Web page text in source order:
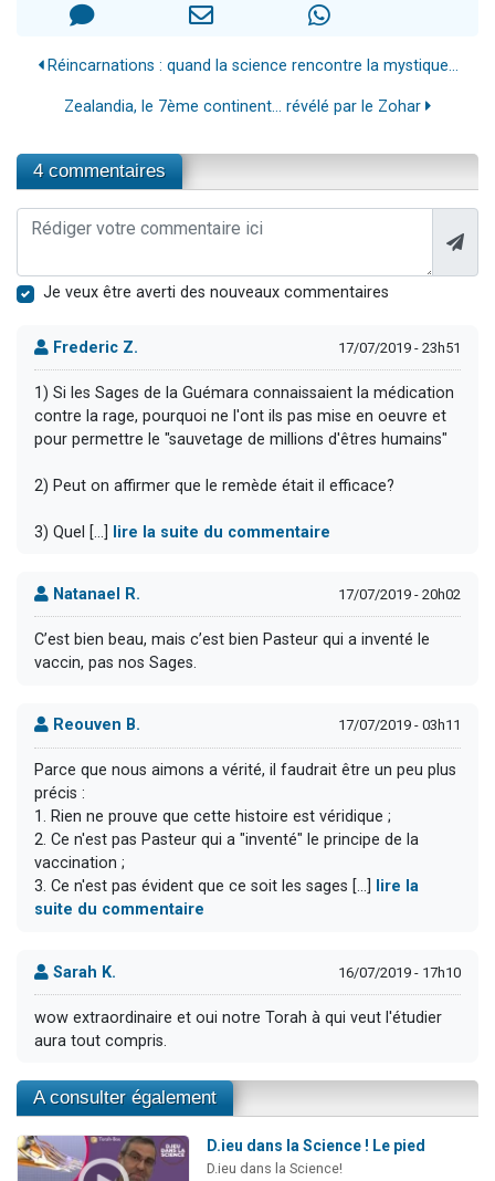
Réincarnations : quand la science rencontre la mystique...
Zealandia, le 7ème continent… révélé par le Zohar
4 commentaires
Je veux être averti des nouveaux commentaires
Frederic Z. 17/07/2019 - 23h51
1) Si les Sages de la Guémara connaissaient la médication
contre la rage, pourquoi ne l'ont ils pas mise en oeuvre et
pour permettre le "sauvetage de millions d'êtres humains"
2) Peut on affirmer que le remède était il efficace?
3) Quel [...] lire la suite du commentaire
Natanael R. 17/07/2019 - 20h02
C’est bien beau, mais c’est bien Pasteur qui a inventé le
vaccin, pas nos Sages.
Reouven B. 17/07/2019 - 03h11
Parce que nous aimons a vérité, il faudrait être un peu plus
précis :
1. Rien ne prouve que cette histoire est véridique ;
2. Ce n'est pas Pasteur qui a "inventé" le principe de la
vaccination ;
3. Ce n'est pas évident que ce soit les sages [...] lire la
suite du commentaire
Sarah K. 16/07/2019 - 17h10
wow extraordinaire et oui notre Torah à qui veut l'étudier
aura tout compris.
A consulter également
D.ieu dans la Science ! Le pied
D.ieu dans la Science!